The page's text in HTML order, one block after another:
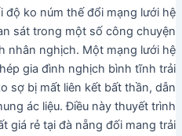
độ ko núm thế đổi mạng lưới hệ
sát trong một số công chuyện
nhân nghịch. Một mạng lưới hệ
gia đình nghịch bình tĩnh trải
sợ bị mất liên kết bất thần, dẫn
ác liệu. Điều này thuyết trình
giá rẻ tại đà nẵng đối mang trải